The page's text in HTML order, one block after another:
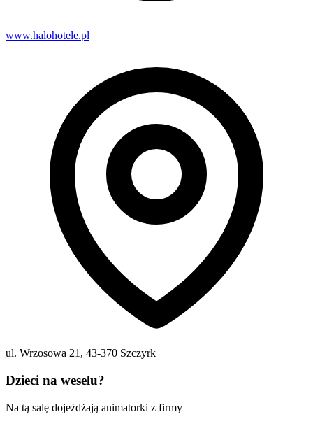
www.halohotele.pl
ul. Wrzosowa 21 , 43-370 Szczyrk
Dzieci na weselu?
Na tą salę dojeżdżają animatorki z firmy